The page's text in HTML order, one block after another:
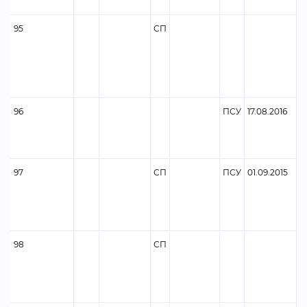
95 СП
96 ПСУ 17.08.2016
97 СП ПСУ 01.09.2015
98 СП